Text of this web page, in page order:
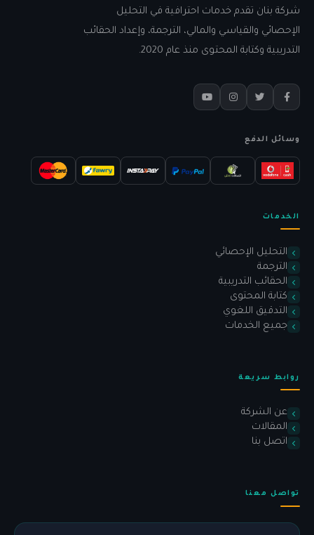
شركة بنان تقدم خدمات احترافية في التحليل
الإحصائي والقياسي والمالي، الترجمة، وإعداد الحقائب
التدريبية وكتابة المحتوى منذ عام 2020.
وسائل الدفع
الخدمات
التحليل الإحصائي
الترجمة
الحقائب التدريبية
كتابة المحتوى
التدقيق اللغوي
جميع الخدمات
روابط سريعة
عن الشركة
المقالات
اتصل بنا
تواصل معنا